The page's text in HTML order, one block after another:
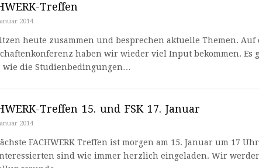
Treffen
2014
heute zusammen und besprechen aktuelle Themen. Auf
haben wir wieder viel Input bekommen. Es
wie die Studienbedingungen…
Treffen 15. und FSK 17. Januar
2014
FACHWERK Treffen ist morgen am 15. Januar um 17
sind wie immer herzlich eingeladen. Wir